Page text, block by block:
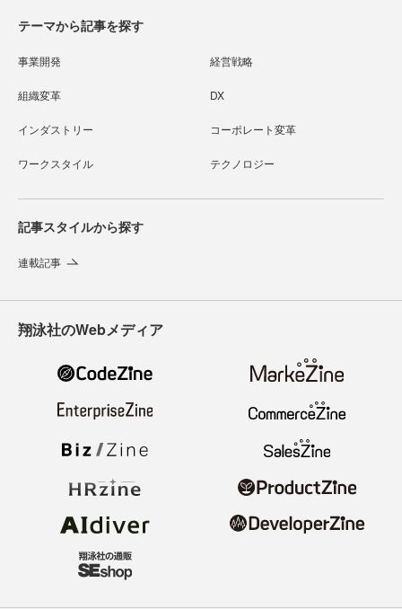
テーマから記事を探す
事業開発 経営戦略
組織変革 DX
インダストリー コーポレート変革
ワークスタイル テクノロジー
記事スタイルから探す
連載記事
翔泳社のWebメディア